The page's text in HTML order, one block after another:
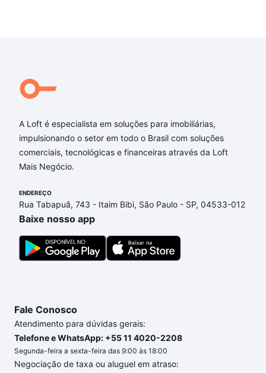
A Loft é especialista em soluções para imobiliárias,
impulsionando o setor em todo o Brasil com soluções
comerciais, tecnológicas e financeiras através da Loft
Mais Negócio.
ENDEREÇO
Rua Tabapuã, 743 - Itaim Bibi, São Paulo - SP, 04533-012
Baixe nosso app
Fale Conosco
Atendimento para dúvidas gerais:
Telefone e WhatsApp: +55 11 4020-2208
Segunda-feira a sexta-feira das 9:00 às 18:00
Negociação de taxa ou aluguel em atraso: